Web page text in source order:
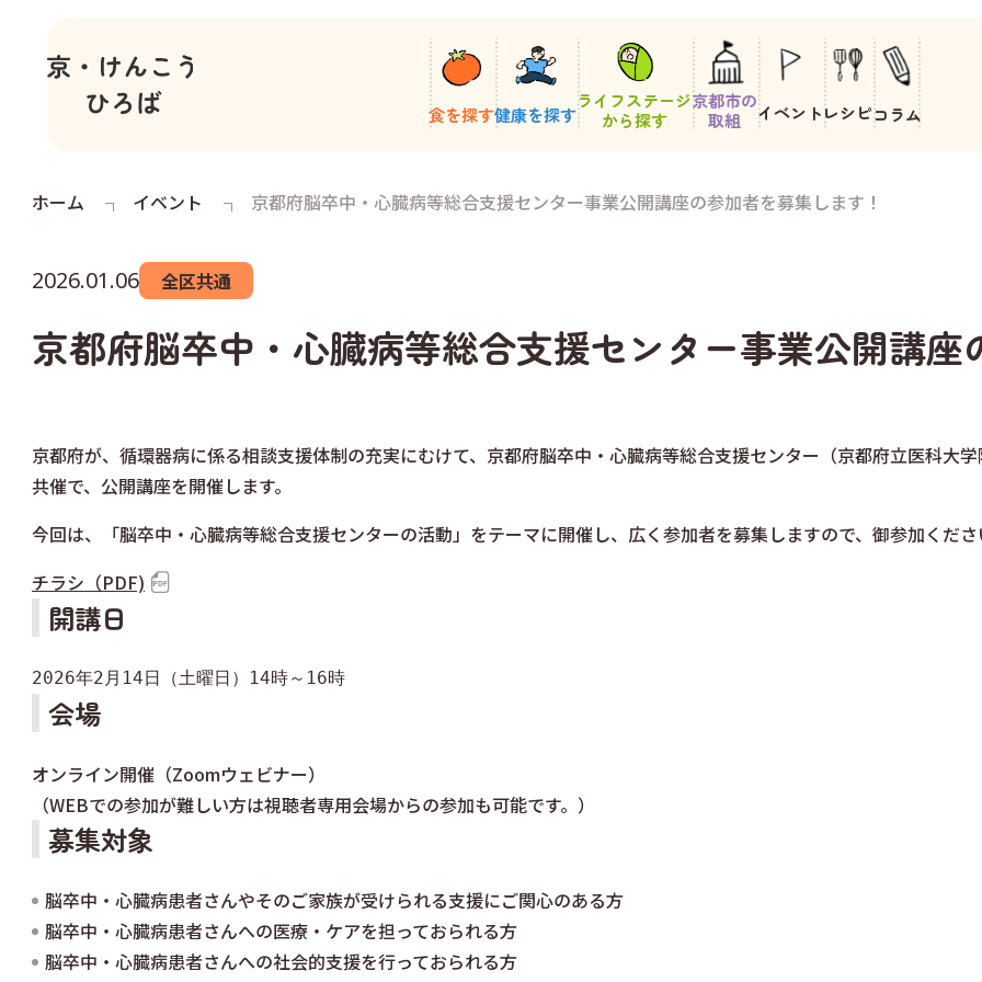
食を探す健康を探す
ライフステージ
から探す
京都市の
取組
イベントレシピコラム
ホーム イベント 京都府脳卒中・心臓病等総合支援センター事業公開講座の参加者を募集します！
2026.01.06 全区共通
京都府脳卒中・心臓病等総合支援センター事業公開講
京都府が、循環器病に係る相談支援体制の充実にむけて、京都府脳卒中・心臓病等総合支援センター（京都府立医科大
共催で、公開講座を開催します。
今回は、「脳卒中・心臓病等総合支援センターの活動」をテーマに開催し、広く参加者を募集しますので、御参加くだ
チラシ（PDF)
開講日
2026年2月14日（土曜日）14時～16時
会場
オンライン開催（Zoomウェビナー）
（WEBでの参加が難しい方は視聴者専用会場からの参加も可能です。）
募集対象
脳卒中・心臓病患者さんやそのご家族が受けられる支援にご関心のある方
脳卒中・心臓病患者さんへの医療・ケアを担っておられる方
脳卒中・心臓病患者さんへの社会的支援を行っておられる方